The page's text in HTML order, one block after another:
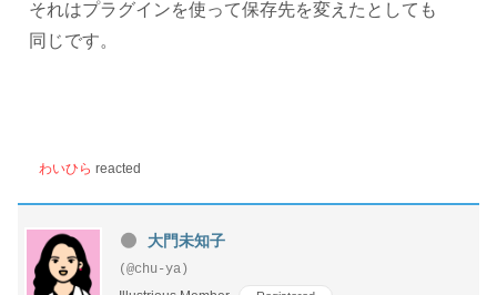
それはプラグインを使って保存先を変えたとしても
同じです。
わいひら reacted
大門未知子
(@chu-ya)